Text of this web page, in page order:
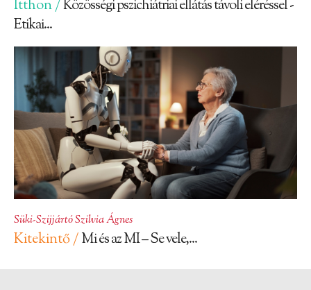
Itthon /Közösségi pszichiátriai ellátás távoli eléréssel -
Etikai...
Süki-Szijjártó Szilvia Ágnes
Kitekintő /Mi és az MI – Se vele,...